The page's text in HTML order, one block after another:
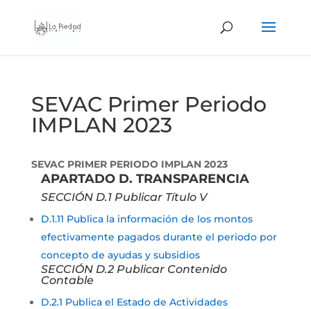
SEVAC Primer Periodo
IMPLAN 2023
SEVAC PRIMER PERIODO IMPLAN 2023
APARTADO D. TRANSPARENCIA
SECCIÓN D.1 Publicar Título V
D.1.11 Publica la información de los montos
efectivamente pagados durante el periodo por
concepto de ayudas y subsidios
SECCIÓN D.2 Publicar Contenido
Contable
D.2.1 Publica el Estado de Actividades